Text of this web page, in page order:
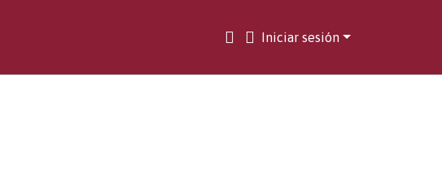
Iniciar sesión